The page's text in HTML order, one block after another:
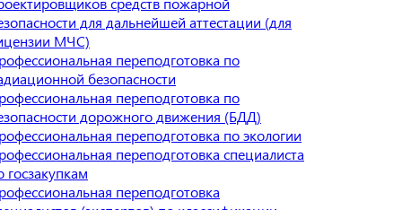
для дальнейшей аттестации (для
МЧС)
переподготовка по
безопасности
переподготовка по
дорожного движения (БДД)
переподготовка по экологии
переподготовка специалиста
госзакупкам
переподготовка